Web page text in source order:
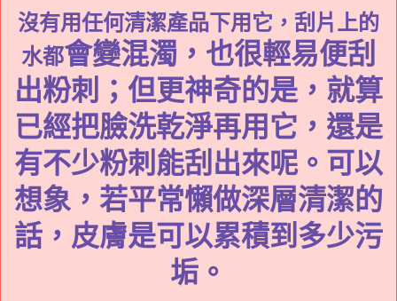
沒有用任何清潔產品下用它，刮片上的
水都會變混濁，也很輕易便刮
出粉刺；但更神奇的是，就算
已經把臉洗乾淨再用它，還是
有不少粉刺能刮出來呢。可以
想象，若平常懶做深層清潔的
話，皮膚是可以累積到多少污
垢。